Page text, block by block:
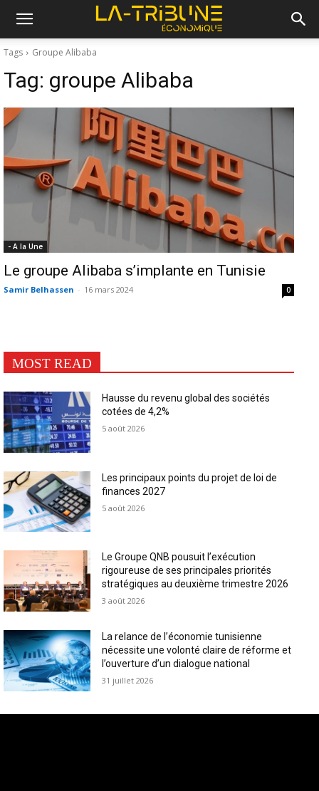
Tags Groupe Alibaba
Tag: groupe Alibaba
- A la Une
Le groupe Alibaba s’implante en Tunisie
Samir Belhassen - 16 mars 2024 0
MOST READ
Hausse du revenu global des sociétés
cotées de 4,2%
5 août 2026
Les principaux points du projet de loi de
finances 2027
5 août 2026
Le Groupe QNB pousuit l’exécution
rigoureuse de ses principales priorités
stratégiques au deuxième trimestre 2026
3 août 2026
La relance de l’économie tunisienne
nécessite une volonté claire de réforme et
l’ouverture d’un dialogue national
31 juillet 2026